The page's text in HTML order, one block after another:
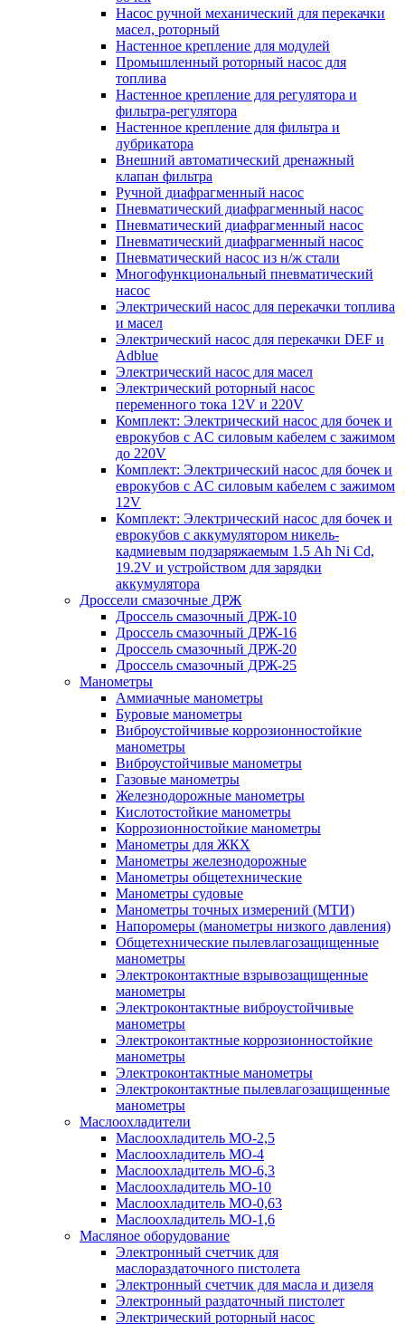
Насос ручной механический для перекачки
масел, роторный
Настенное крепление для модулей
Промышленный роторный насос для
топлива
Настенное крепление для регулятора и
фильтра-регулятора
Настенное крепление для фильтра и
лубрикатора
Внешний автоматический дренажный
клапан фильтра
Ручной диафрагменный насос
Пневматический диафрагменный насос
Пневматический диафрагменный насос
Пневматический диафрагменный насос
Пневматический насос из н/ж стали
Многофункциональный пневматический
насос
Электрический насос для перекачки топлива
и масел
Электрический насос для перекачки DEF и
Adblue
Электрический насос для масел
Электрический роторный насос
переменного тока 12V и 220V
Комплект: Электрический насос для бочек и
еврокубов с AC силовым кабелем с зажимом
до 220V
Комплект: Электрический насос для бочек и
еврокубов с AC силовым кабелем с зажимом
12V
Комплект: Электрический насос для бочек и
еврокубов с аккумулятором никель-
кадмиевым подзаряжаемым 1.5 Ah Ni Cd,
19.2V и устройством для зарядки
аккумулятора
Дроссели смазочные ДРЖ
Дроссель смазочный ДРЖ-10
Дроссель смазочный ДРЖ-16
Дроссель смазочный ДРЖ-20
Дроссель смазочный ДРЖ-25
Манометры
Аммиачные манометры
Буровые манометры
Виброустойчивые коррозионностойкие
манометры
Виброустойчивые манометры
Газовые манометры
Железнодорожные манометры
Кислотостойкие манометры
Коррозионностойкие манометры
Манометры для ЖКХ
Манометры железнодорожные
Манометры общетехнические
Манометры судовые
Манометры точных измерений (МТИ)
Напоромеры (манометры низкого давления)
Общетехнические пылевлагозащищенные
манометры
Электроконтактные взрывозащищенные
манометры
Электроконтактные виброустойчивые
манометры
Электроконтактные коррозионностойкие
манометры
Электроконтактные манометры
Электроконтактные пылевлагозащищенные
манометры
Маслоохладители
Маслоохладитель MO-2,5
Маслоохладитель MO-4
Маслоохладитель МО-6,3
Маслоохладитель МО-10
Маслоохладитель MO-0,63
Маслоохладитель MO-1,6
Масляное оборудование
Электронный счетчик для
маслораздаточного пистолета
Электронный счетчик для масла и дизеля
Электронный раздаточный пистолет
Электрический роторный насос